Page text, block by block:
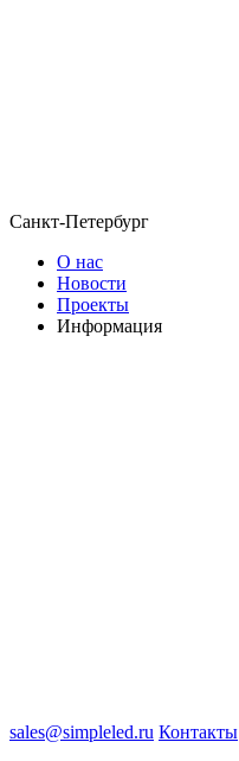
Санкт-Петербург
О нас
Новости
Проекты
Информация
sales@simpleled.ru Контакты